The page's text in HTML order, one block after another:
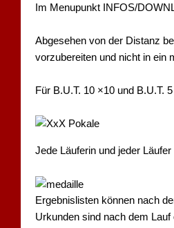
Im Menupunkt INFOS/
Abgesehen von der Distanz
vorzubereiten und nicht in ein
Für B.U.T. 10 ×10 und B.U.T.
Jede Läuferin und jeder
Ergebnislisten können nach
Urkunden sind nach dem